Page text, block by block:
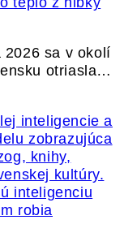
2026 sa v okolí
otriasla…
inteligenciu
robia